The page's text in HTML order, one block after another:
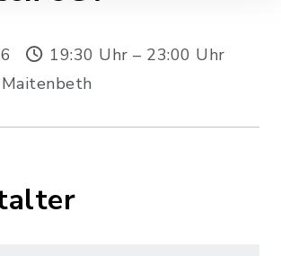
19:30 Uhr – 23:00 Uhr